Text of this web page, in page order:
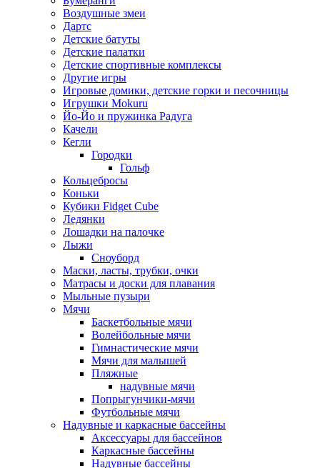
Воздушные змеи
Дартс
Детские батуты
Детские палатки
Детские спортивные комплексы
Другие игры
Игровые домики, детские горки и песочницы
Игрушки Mokuru
Йо-Йо и пружинка Радуга
Качели
Кегли
Городки
Гольф
Кольцебросы
Коньки
Кубики Fidget Cube
Ледянки
Лошадки на палочке
Лыжи
Сноуборд
Маски, ласты, трубки, очки
Матрасы и доски для плавания
Мыльные пузыри
Мячи
Баскетбольные мячи
Волейбольные мячи
Гимнастические мячи
Мячи для малышей
Пляжные
надувные мячи
Попрыгунчики-мячи
Футбольные мячи
Надувные и каркасные бассейны
Аксессуары для бассейнов
Каркасные бассейны
Надувные бассейны